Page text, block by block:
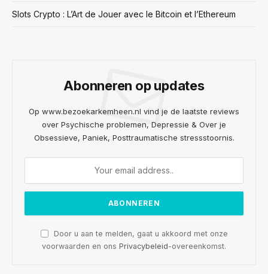
Slots Crypto : L’Art de Jouer avec le Bitcoin et l’Ethereum
Abonneren op updates
Op www.bezoekarkemheen.nl vind je de laatste reviews
over Psychische problemen, Depressie & Over je
Obsessieve, Paniek, Posttraumatische stressstoornis.
Door u aan te melden, gaat u akkoord met onze
voorwaarden en ons Privacybeleid-overeenkomst.